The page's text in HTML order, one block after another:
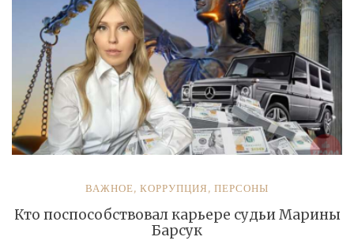
ВАЖНОЕ, КОРРУПЦИЯ, ПЕРСОНЫ
Кто поспособствовал карьере судьи Марины
Барсук